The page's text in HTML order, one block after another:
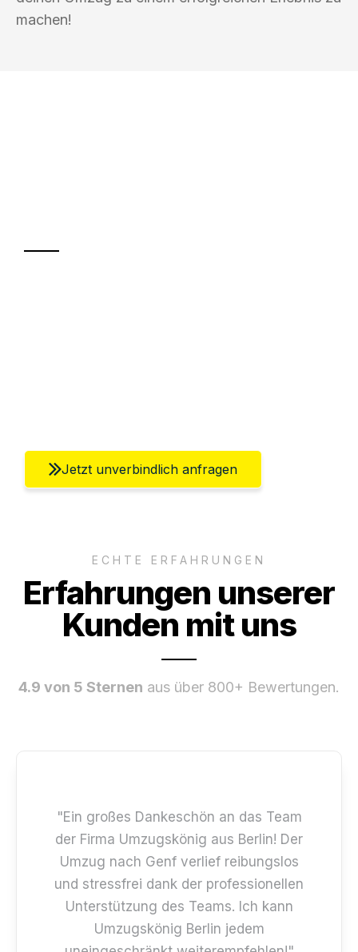
machen!
Jetzt unverbindlich anfragen
ECHTE ERFAHRUNGEN
Erfahrungen unserer
Kunden mit uns
4.9 von 5 Sternen aus über 800+ Bewertungen.
"Ein großes Dankeschön an das Team
der Firma Umzugskönig aus Berlin! Der
Umzug nach Genf verlief reibungslos
und stressfrei dank der professionellen
Unterstützung des Teams. Ich kann
Umzugskönig Berlin jedem